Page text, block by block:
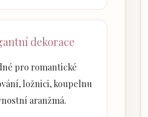
dekorace
pro romantické
ložnici, koupelnu
aranžmá.